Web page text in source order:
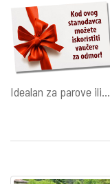
Idealan za parove ili...